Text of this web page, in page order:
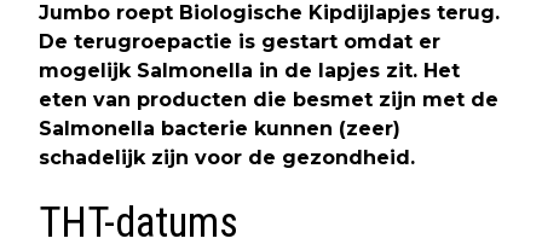
Jumbo roept Biologische Kipdijlapjes terug.
De terugroepactie is gestart omdat er
mogelijk Salmonella in de lapjes zit. Het
eten van producten die besmet zijn met de
Salmonella bacterie kunnen (zeer)
schadelijk zijn voor de gezondheid.
THT-datums